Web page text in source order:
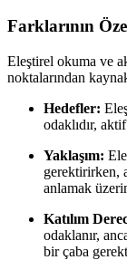
Farklarının
Eleştirel okuma ve
noktalarından
Hedefler:
odaklıdır,
Yaklaşım:
gerektirirken,
anlamak
Katılım
odaklanır,
bir çaba